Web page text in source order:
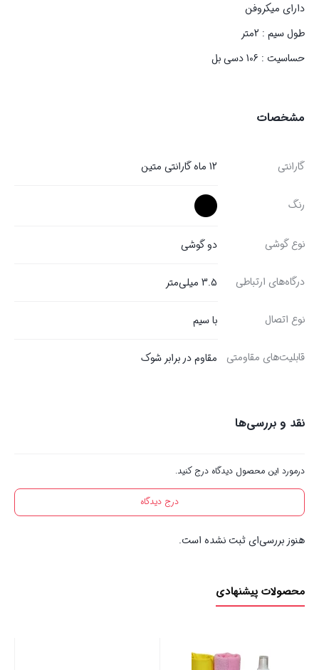
دارای میکروفن
طول سیم : 2متر
حساسیت : 106 دسی بل
مشخصات
گارانتی 12 ماه گارانتی متین
رنگ
نوع گوشی دو گوشی
درگاه‌های ارتباطی 3.5 میلی‌متر
نوع اتصال با سیم
قابلیت‌های مقاومتی مقاوم در برابر شوک
نقد و بررسی‌ها
درمورد این محصول دیدگاه درج کنید.
درج دیدگاه
هنوز بررسی‌ای ثبت نشده است.
محصولات پیشنهادی